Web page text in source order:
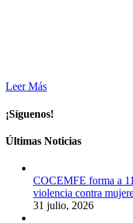
Leer Más
¡Síguenos!
Últimas Noticias
COCEMFE forma a
violencia contra
31 julio, 2026